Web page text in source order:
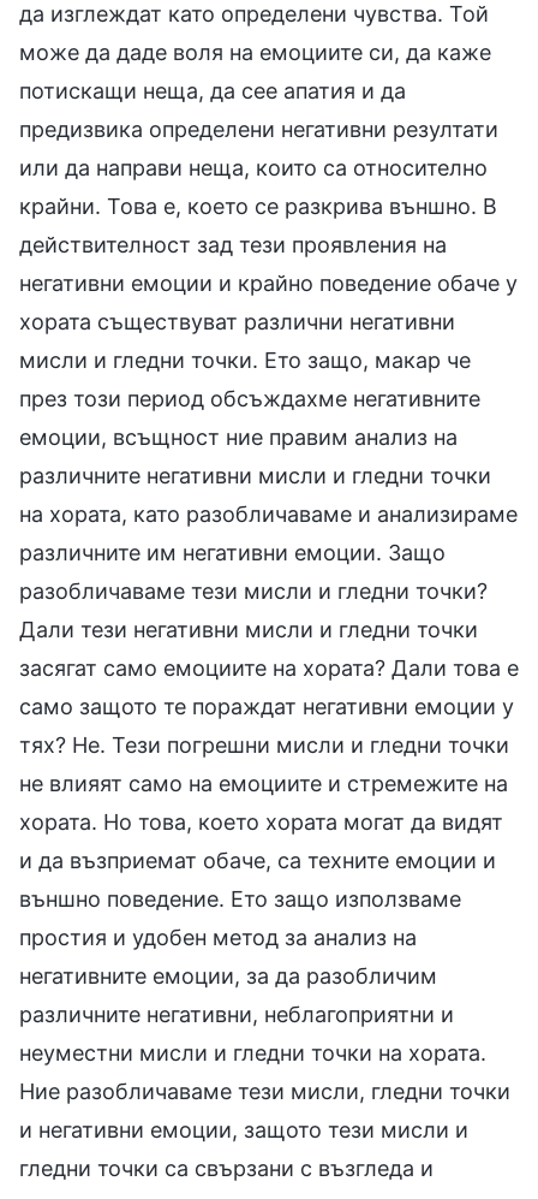
да изглеждат като определени чувства. Той
може да даде воля на емоциите си, да каже
потискащи неща, да сее апатия и да
предизвика определени негативни резултати
или да направи неща, които са относително
крайни. Това е, което се разкрива външно. В
действителност зад тези проявления на
негативни емоции и крайно поведение обаче у
хората съществуват различни негативни
мисли и гледни точки. Ето защо, макар че
през този период обсъждахме негативните
емоции, всъщност ние правим анализ на
различните негативни мисли и гледни точки
на хората, като разобличаваме и анализираме
различните им негативни емоции. Защо
разобличаваме тези мисли и гледни точки?
Дали тези негативни мисли и гледни точки
засягат само емоциите на хората? Дали това е
само защото те пораждат негативни емоции у
тях? Не. Тези погрешни мисли и гледни точки
не влияят само на емоциите и стремежите на
хората. Но това, което хората могат да видят
и да възприемат обаче, са техните емоции и
външно поведение. Ето защо използваме
простия и удобен метод за анализ на
негативните емоции, за да разобличим
различните негативни, неблагоприятни и
неуместни мисли и гледни точки на хората.
Ние разобличаваме тези мисли, гледни точки
и негативни емоции, защото тези мисли и
гледни точки са свързани с възгледа и